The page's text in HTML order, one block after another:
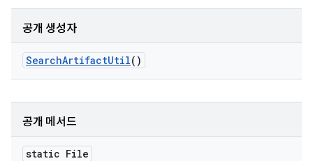
공개 생성자
SearchArtifactUtil()
공개 메서드
static File